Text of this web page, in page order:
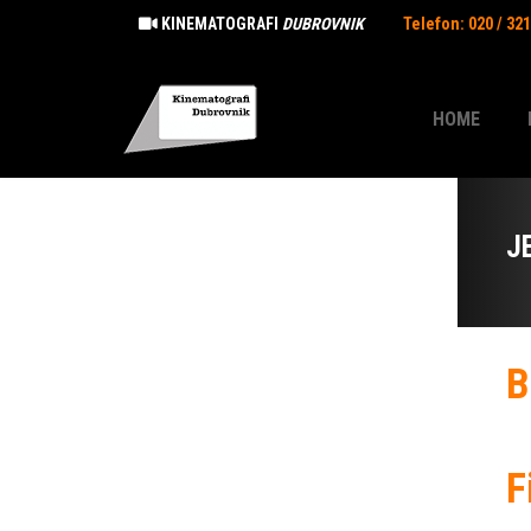
KINEMATOGRAFI DUBROVNIK Telefon: 020 /
HOME